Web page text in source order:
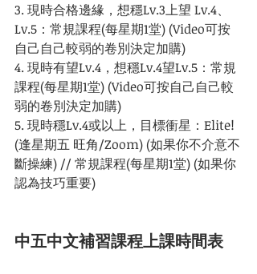
3. 現時合格邊緣，想穩Lv.3上望 Lv.4、
Lv.5：常規課程(每星期1堂) (Video可按
自己自己較弱的卷別決定加購)
4. 現時有望Lv.4，想穩Lv.4望Lv.5：常規
課程(每星期1堂) (Video可按自己自己較
弱的卷別決定加購)
5. 現時穩Lv.4或以上，目標衝星：Elite!
(逢星期五 旺角/Zoom) (如果你不介意不
斷操練) // 常規課程(每星期1堂) (如果你
認為技巧重要)
中五中文補習課程上課時間表